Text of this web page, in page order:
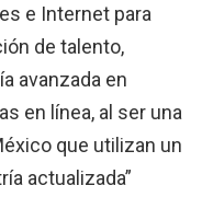
e Internet para
de talento,
avanzada en
en línea, al ser una
que utilizan un
actualizada”